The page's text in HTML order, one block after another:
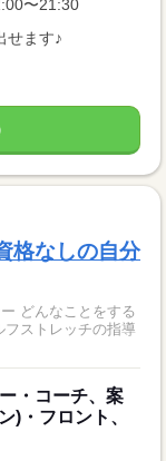
〜21:30
せます♪
格なしの自分
どんなことをする
ストレッチの指導
・コーチ、案
)・フロント、